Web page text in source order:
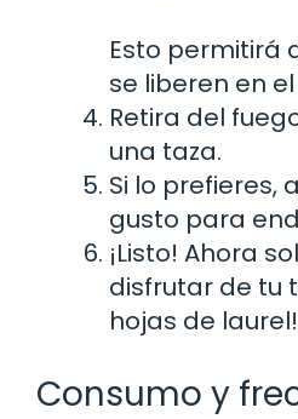
Esto permitirá
se liberen en
Retira del
una taza.
Si lo prefieres,
gusto para
¡Listo! Ahora
disfrutar de tu
hojas de laurel!
Consumo y